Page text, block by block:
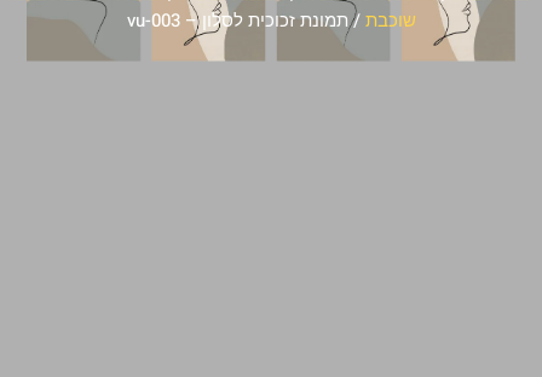
שוכבת/ תמונת זכוכית לסלון – vu-003